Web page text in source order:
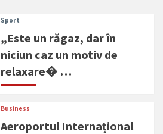
Sport
„Este un răgaz, dar în
niciun caz un motiv de
relaxare� …
Business
Aeroportul Internațional